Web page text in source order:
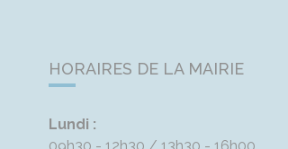
HORAIRES DE LA MAIRIE
Lundi :